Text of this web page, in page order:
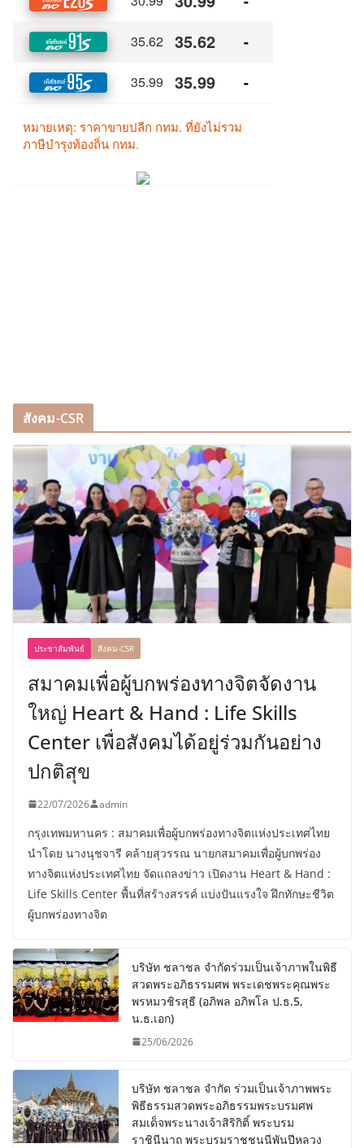
สังคม-CSR
ประชาสัมพันธ์ สังคม-CSR
สมาคมเพื่อผู้บกพร่องทางจิตจัดงาน
ใหญ่ Heart & Hand : Life Skills
Center เพื่อสังคมได้อยู่ร่วมกันอย่าง
ปกติสุข
22/07/2026 admin
กรุงเทพมหานคร : สมาคมเพื่อผู้บกพร่องทางจิตแห่งประเทศไทย
นำโดย นางนุชจารี คล้ายสุวรรณ นายกสมาคมเพื่อผู้บกพร่อง
ทางจิตแห่งประเทศไทย จัดแถลงข่าว เปิดงาน Heart & Hand :
Life Skills Center พื้นที่สร้างสรรค์ แบ่งปันแรงใจ ฝึกทักษะชีวิต
ผู้บกพร่องทางจิต
บริษัท ชลาชล จำกัดร่วมเป็นเจ้าภาพในพิธี
สวดพระอภิธรรมศพ พระเดชพระคุณพระ
พรหมวชิรสุธี (อภิพล อภิพโล ป.ธ.5,
น.ธ.เอก)
25/06/2026
บริษัท ชลาชล จำกัด ร่วมเป็นเจ้าภาพพระ
พิธีธรรมสวดพระอภิธรรมพระบรมศพ
สมเด็จพระนางเจ้าสิริกิติ์ พระบรม
ราชินีนาถ พระบรมราชชนนีพันปีหลวง